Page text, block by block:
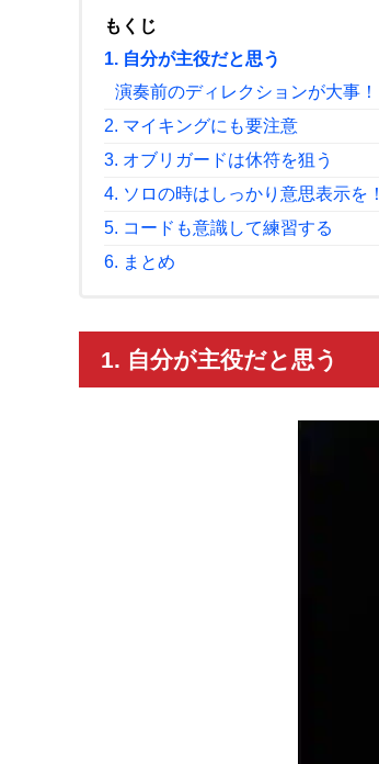
もくじ
1. 自分が主役だと思う
演奏前のディレクションが大事！
2. マイキングにも要注意
3. オブリガードは休符を狙う
4. ソロの時はしっかり意思表示を！
5. コードも意識して練習する
6. まとめ
1. 自分が主役だと思う